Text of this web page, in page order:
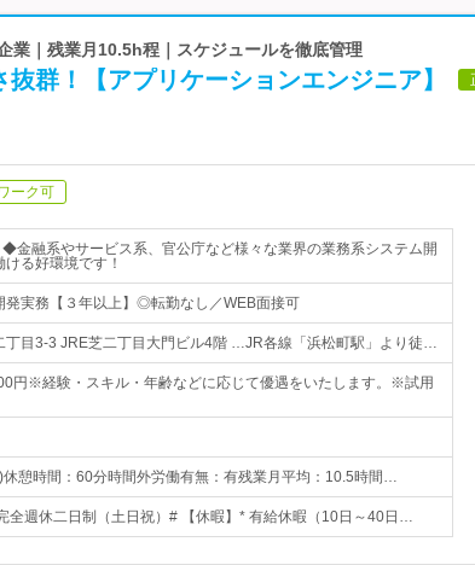
業｜残業月10.5h程｜スケジュールを徹底管理
抜群！【アプリケーションエンジニア】
ーク可
◆金融系やサービス系、官公庁など様々な業界の業務系システム開
る好環境です！
発実務【３年以上】◎転勤なし／WEB面接可
目3-3 JRE芝二丁目大門ビル4階 …JR各線「浜松町駅」より徒…
円※経験・スキル・年齢などに応じて優遇をいたします。※試用
憩時間：60分時間外労働有無：有残業月平均：10.5時間…
週休二日制（土日祝）# 【休暇】* 有給休暇（10日～40日…